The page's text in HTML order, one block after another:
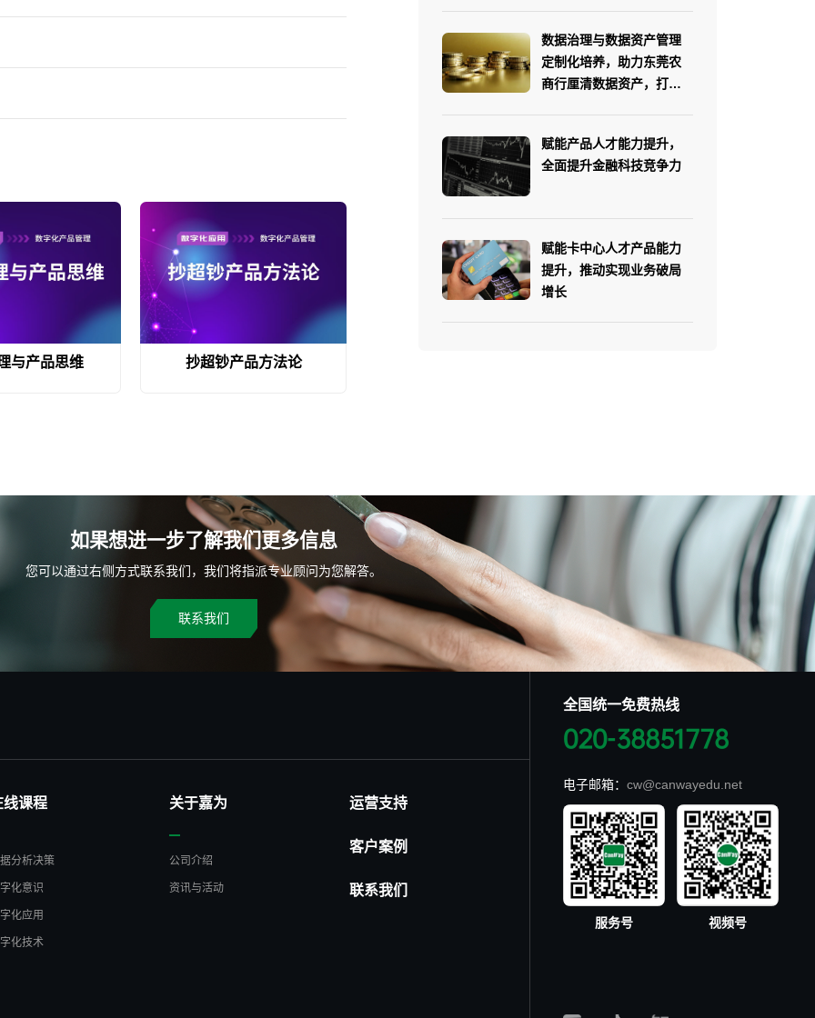
与产品思维 抄超钞产品方法论
目，具有丰富的项目管理经
验。所参与实施和咨询的项
目涉及建设工程、制造和IT
领域。通晓国际项目环境和
论，方法工具和应用实践方
面均具有高水平。
数据治理与数据资产管理
定制化培养，助力东莞农
商行厘清数据资产，打通
赋能产品人才能力提升，
全面提升金融科技竞争力
赋能卡中心人才产品能力
提升，推动实现业务破局
增长
如果想进一步了解我们更多信息
您可以通过右侧方式联系我们，我们将指派专业顾问为您解答。
联系我们
线课程
分析决策
化意识
化应用
化技术
关于嘉为
公司介绍
资讯与活动
运营支持
客户案例
联系我们
全国统一免费热线
020-38851778
电子邮箱： cw@canwayedu.net
服务号 视频号